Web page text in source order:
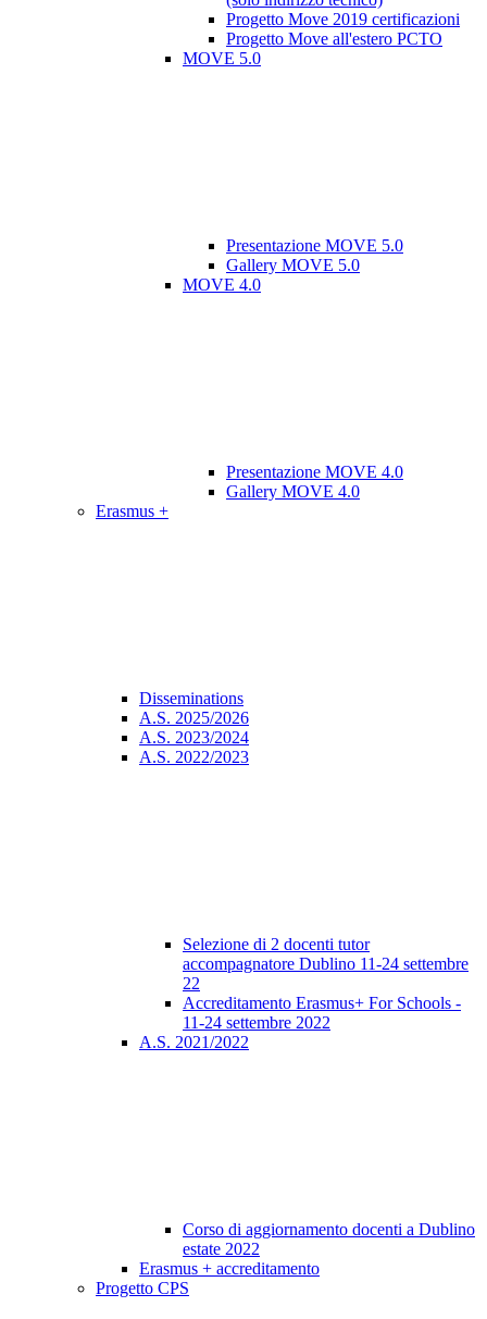
Progetto Move 2019 certificazioni
Progetto Move all'estero PCTO
MOVE 5.0
Presentazione MOVE 5.0
Gallery MOVE 5.0
MOVE 4.0
Presentazione MOVE 4.0
Gallery MOVE 4.0
Erasmus +
Disseminations
A.S. 2025/2026
A.S. 2023/2024
A.S. 2022/2023
Selezione di 2 docenti tutor
accompagnatore Dublino 11-24 settembre
22
Accreditamento Erasmus+ For Schools -
11-24 settembre 2022
A.S. 2021/2022
Corso di aggiornamento docenti a Dublino
estate 2022
Erasmus + accreditamento
Progetto CPS